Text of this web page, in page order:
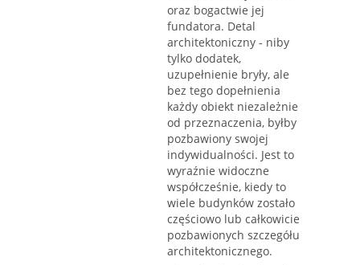
oraz bogactwie jej
fundatora. Detal
architektoniczny - niby
tylko dodatek,
uzupełnienie bryły, ale
bez tego dopełnienia
każdy obiekt niezależnie
od przeznaczenia, byłby
pozbawiony swojej
indywidualności. Jest to
wyraźnie widoczne
współcześnie, kiedy to
wiele budynków zostało
częściowo lub całkowicie
pozbawionych szczegółu
architektonicznego.